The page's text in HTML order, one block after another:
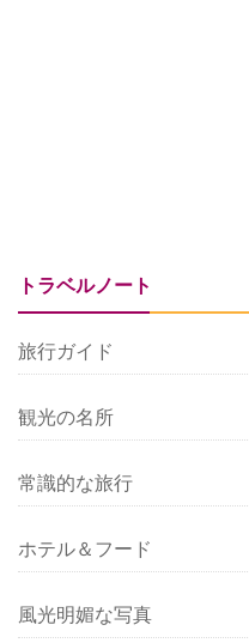
トラベルノート
旅行ガイド
観光の名所
常識的な旅行
ホテル＆フード
風光明媚な写真